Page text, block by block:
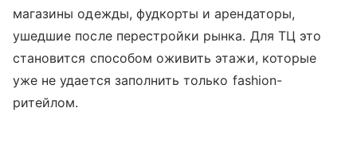
магазины одежды, фудкорты и арендаторы,
ушедшие после перестройки рынка. Для ТЦ это
становится способом оживить этажи, которые
уже не удается заполнить только fashion-
ритейлом.